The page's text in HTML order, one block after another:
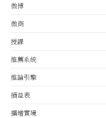
微博
微商
授課
推薦系統
推論引擎
損益表
擴增實境